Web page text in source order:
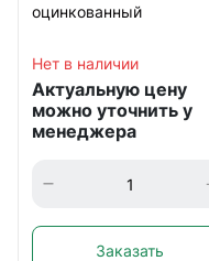
оцинкованный
Нет в наличии
Актуальную цену
можно уточнить у
менеджера
Заказать